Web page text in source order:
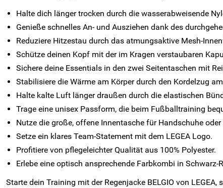
Halte dich länger trocken durch die wasserabweisende
Genieße schnelles An- und Ausziehen dank des
Reduziere Hitzestau durch das atmungsaktive Mesh-
Schütze deinen Kopf mit der im Kragen verstaubaren
Sichere deine Essentials in den zwei Seitentaschen mit
Stabilisiere die Wärme am Körper durch den Kordelzug
Halte kalte Luft länger draußen durch die elastischen
Trage eine unisex Passform, die beim Fußballtraining
Nutze die große, offene Innentasche für Handschuhe oder
Setze ein klares Team-Statement mit dem LEGEA Logo.
Profitiere von pflegeleichter Qualität aus 100% Polyester.
Erlebe eine optisch ansprechende Farbkombi in Schwarz-
Starte dein Training mit der Regenjacke BELGIO von